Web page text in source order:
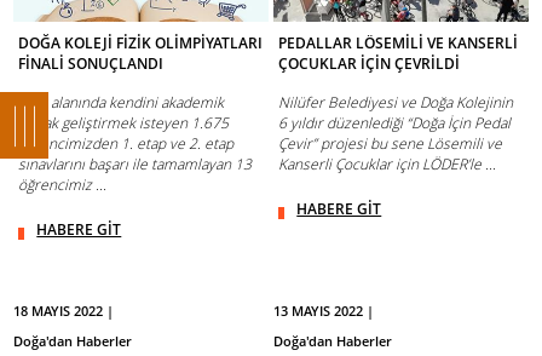
DOĞA KOLEJİ FİZİK OLİMPİYATLARI
FİNALİ SONUÇLANDI
Fizik alanında kendini akademik
olarak geliştirmek isteyen 1.675
öğrencimizden 1. etap ve 2. etap
sınavlarını başarı ile tamamlayan 13
öğrencimiz ...
HABERE GİT
PEDALLAR LÖSEMİLİ VE KANSERLİ
ÇOCUKLAR İÇİN ÇEVRİLDİ
Nilüfer Belediyesi ve Doğa Kolejinin
6 yıldır düzenlediği “Doğa İçin Pedal
Çevir” projesi bu sene Lösemili ve
Kanserli Çocuklar için LÖDER’le ...
HABERE GİT
18 MAYIS 2022 |
Doğa'dan Haberler
13 MAYIS 2022 |
Doğa'dan Haberler